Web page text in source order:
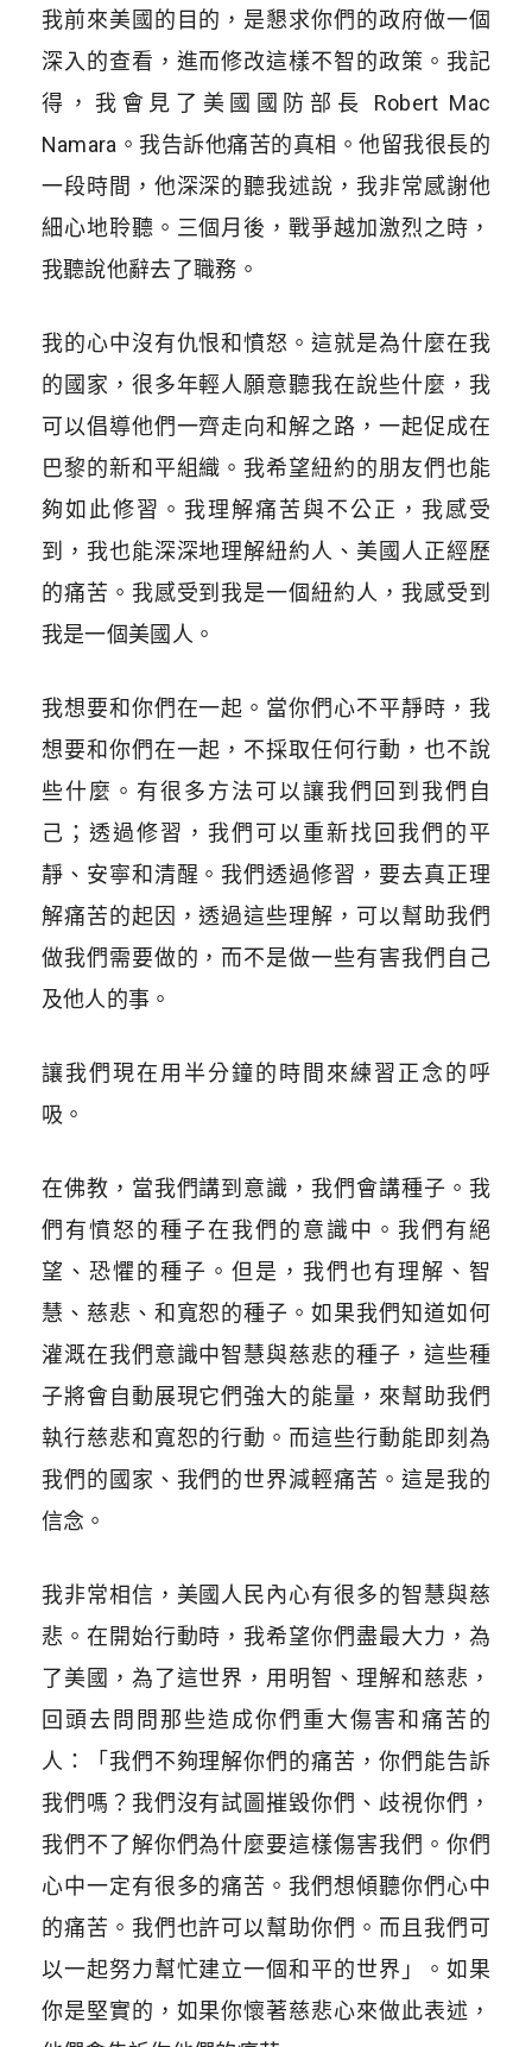
我前來美國的目的，是懇求你們的政府做一個
深入的查看，進而修改這樣不智的政策。我記
得，我會見了美國國防部長 Robert Mac
Namara。我告訴他痛苦的真相。他留我很長的
一段時間，他深深的聽我述說，我非常感謝他
細心地聆聽。三個月後，戰爭越加激烈之時，
我聽說他辭去了職務。
我的心中沒有仇恨和憤怒。這就是為什麼在我
的國家，很多年輕人願意聽我在說些什麼，我
可以倡導他們一齊走向和解之路，一起促成在
巴黎的新和平組織。我希望紐約的朋友們也能
夠如此修習。我理解痛苦與不公正，我感受
到，我也能深深地理解紐約人、美國人正經歷
的痛苦。我感受到我是一個紐約人，我感受到
我是一個美國人。
我想要和你們在一起。當你們心不平靜時，我
想要和你們在一起，不採取任何行動，也不說
些什麼。有很多方法可以讓我們回到我們自
己；透過修習，我們可以重新找回我們的平
靜、安寧和清醒。我們透過修習，要去真正理
解痛苦的起因，透過這些理解，可以幫助我們
做我們需要做的，而不是做一些有害我們自己
及他人的事。
讓我們現在用半分鐘的時間來練習正念的呼
吸。
在佛教，當我們講到意識，我們會講種子。我
們有憤怒的種子在我們的意識中。我們有絕
望、恐懼的種子。但是，我們也有理解、智
慧、慈悲、和寬恕的種子。如果我們知道如何
灌溉在我們意識中智慧與慈悲的種子，這些種
子將會自動展現它們強大的能量，來幫助我們
執行慈悲和寬恕的行動。而這些行動能即刻為
我們的國家、我們的世界減輕痛苦。這是我的
信念。
我非常相信，美國人民內心有很多的智慧與慈
悲。在開始行動時，我希望你們盡最大力，為
了美國，為了這世界，用明智、理解和慈悲，
回頭去問問那些造成你們重大傷害和痛苦的
人：「我們不夠理解你們的痛苦，你們能告訴
我們嗎？我們沒有試圖摧毀你們、歧視你們，
我們不了解你們為什麼要這樣傷害我們。你們
心中一定有很多的痛苦。我們想傾聽你們心中
的痛苦。我們也許可以幫助你們。而且我們可
以一起努力幫忙建立一個和平的世界」。如果
你是堅實的，如果你懷著慈悲心來做此表述，